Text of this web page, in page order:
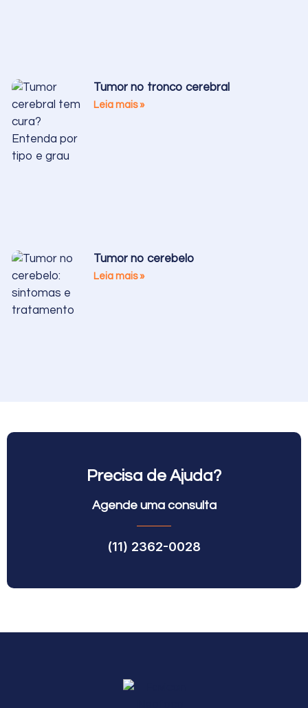
Tumor no tronco cerebral
Leia mais »
Tumor no cerebelo
Leia mais »
Precisa de Ajuda?
Agende uma consulta
(11) 2362-0028